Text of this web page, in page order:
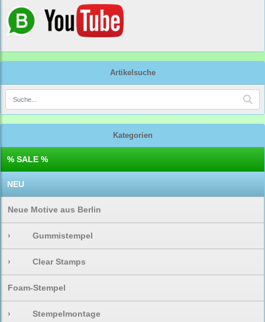
Artikelsuche
Kategorien
% SALE %
NEU
Neue Motive aus Berlin
› Gummistempel
› Clear Stamps
Foam-Stempel
› Stempelmontage